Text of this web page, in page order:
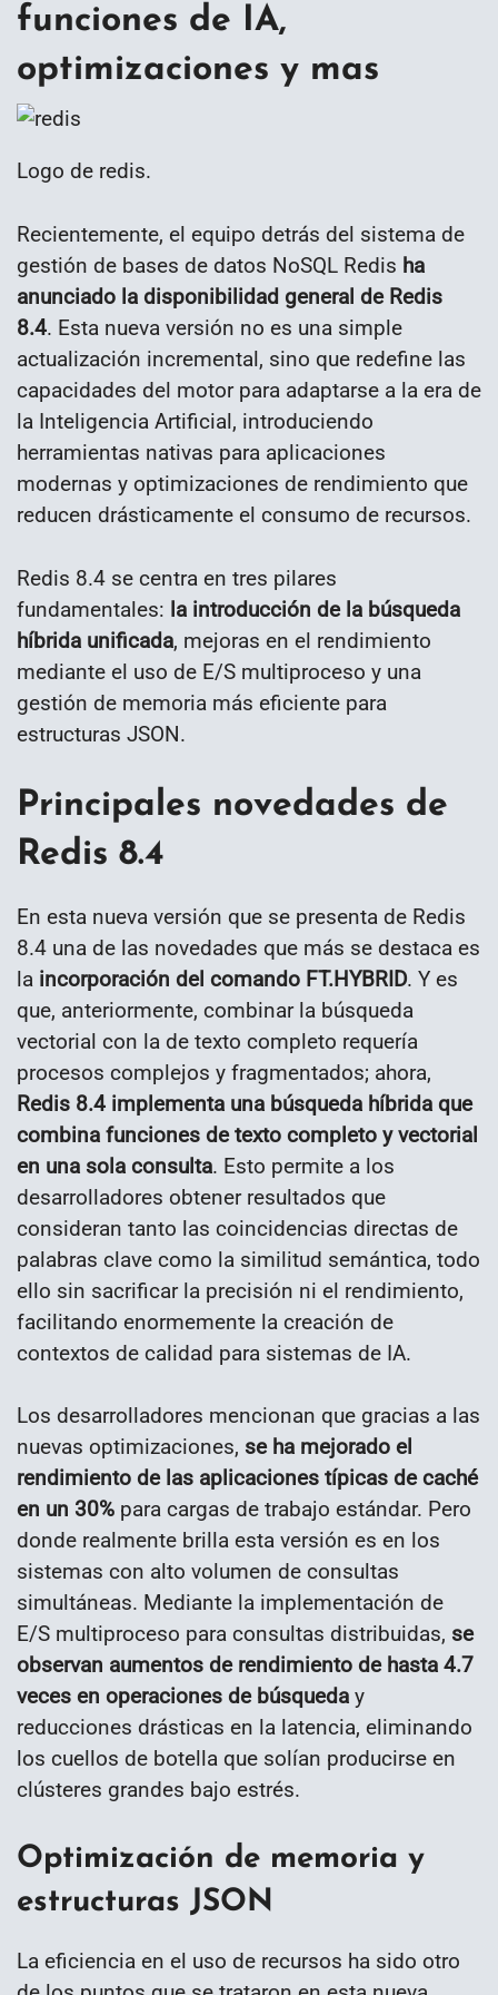
funciones de IA,
optimizaciones y mas
Logo de redis.
Recientemente, el equipo detrás del sistema de
gestión de bases de datos NoSQL Redis ha
anunciado la disponibilidad general de Redis
8.4. Esta nueva versión no es una simple
actualización incremental, sino que redefine las
capacidades del motor para adaptarse a la era de
la Inteligencia Artificial, introduciendo
herramientas nativas para aplicaciones
modernas y optimizaciones de rendimiento que
reducen drásticamente el consumo de recursos.
Redis 8.4 se centra en tres pilares
fundamentales: la introducción de la búsqueda
híbrida unificada, mejoras en el rendimiento
mediante el uso de E/S multiproceso y una
gestión de memoria más eficiente para
estructuras JSON.
Principales novedades de
Redis 8.4
En esta nueva versión que se presenta de Redis
8.4 una de las novedades que más se destaca es
la incorporación del comando FT.HYBRID. Y es
que, anteriormente, combinar la búsqueda
vectorial con la de texto completo requería
procesos complejos y fragmentados; ahora,
Redis 8.4 implementa una búsqueda híbrida que
combina funciones de texto completo y vectorial
en una sola consulta. Esto permite a los
desarrolladores obtener resultados que
consideran tanto las coincidencias directas de
palabras clave como la similitud semántica, todo
ello sin sacrificar la precisión ni el rendimiento,
facilitando enormemente la creación de
contextos de calidad para sistemas de IA.
Los desarrolladores mencionan que gracias a las
nuevas optimizaciones, se ha mejorado el
rendimiento de las aplicaciones típicas de caché
en un 30% para cargas de trabajo estándar. Pero
donde realmente brilla esta versión es en los
sistemas con alto volumen de consultas
simultáneas. Mediante la implementación de
E/S multiproceso para consultas distribuidas, se
observan aumentos de rendimiento de hasta 4.7
veces en operaciones de búsqueda y
reducciones drásticas en la latencia, eliminando
los cuellos de botella que solían producirse en
clústeres grandes bajo estrés.
Optimización de memoria y
estructuras JSON
La eficiencia en el uso de recursos ha sido otro